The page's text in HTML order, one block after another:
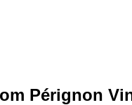
Pérignon